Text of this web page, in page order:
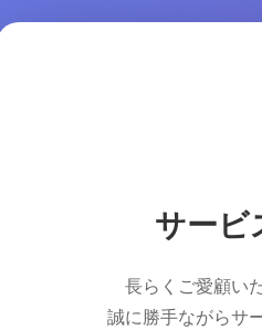
サービ
長らくご愛顧い
誠に勝手ながらサ